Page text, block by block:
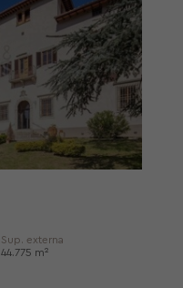
Sup. externa
44.775 m²